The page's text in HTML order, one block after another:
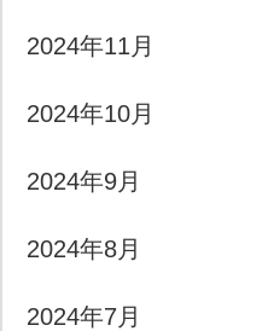
2024年11月
2024年10月
2024年9月
2024年8月
2024年7月